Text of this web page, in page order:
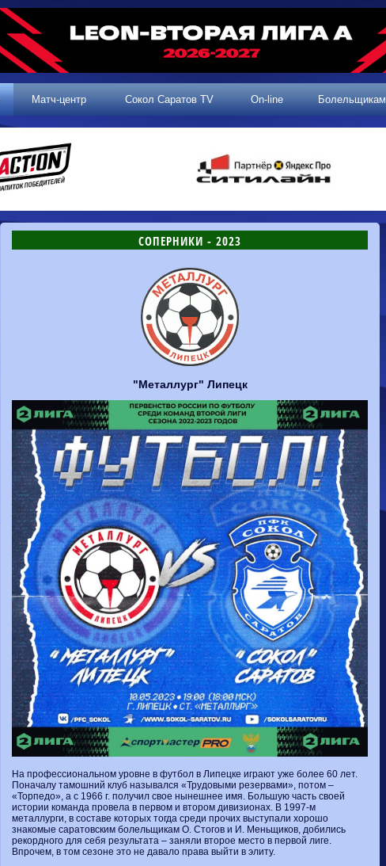
Матч-центр Сокол Саратов TV On-line Болельщикам
СОПЕРНИКИ - 2023
"Металлург" Липецк
На профессиональном уровне в футбол в Липецке играют уже более 60 лет.
Поначалу тамошний клуб назывался «Трудовыми резервами», потом –
«Торпедо», а с 1966 г. получил свое нынешнее имя. Большую часть своей
истории команда провела в первом и втором дивизионах. В 1997-м
металлурги, в составе которых тогда среди прочих выступали хорошо
знакомые саратовским болельщикам О. Стогов и И. Меньщиков, добились
рекордного для себя результата – заняли второе место в первой лиге.
Впрочем, в том сезоне это не давало права выйти в элиту.
Владивосток
Машук-КМВ
Динамо-
Владивосток